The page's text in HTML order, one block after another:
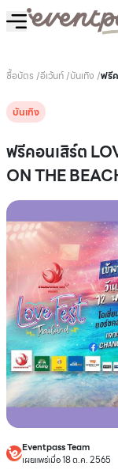
ซื้อบัตร /อีเว้นท์/บันเทิง /ฟรีคอ
บันเทิง
ฟรีคอนเสิร์ต
ON THE
Eventpass Team
เผยแพร่เมื่อ 18 ต.ค. 2565